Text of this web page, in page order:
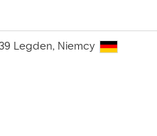
Legden, Niemcy